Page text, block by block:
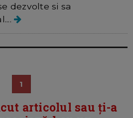
dezvolte si sa
1
articolul sau ți-a